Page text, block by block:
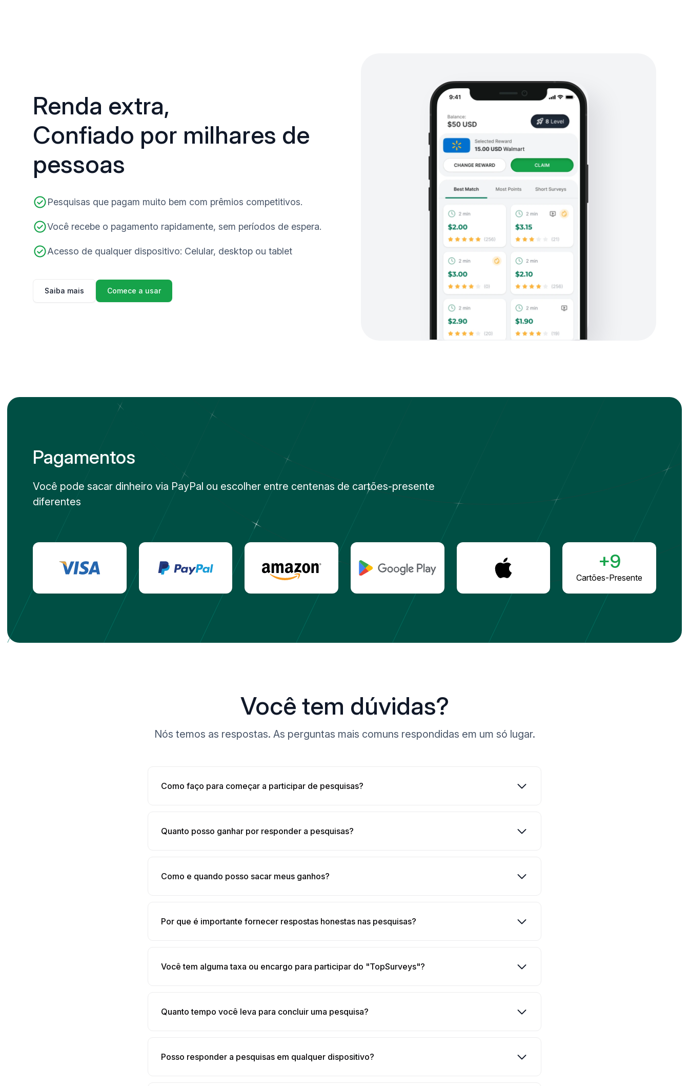
Renda extra,
Confiado por milhares de
pessoas
Pesquisas que pagam muito bem com prêmios competitivos.
Você recebe o pagamento rapidamente, sem períodos de espera.
Acesso de qualquer dispositivo: Celular, desktop ou tablet
Saiba mais Comece a usar
Pagamentos
Você pode sacar dinheiro via PayPal ou escolher entre centenas de cartões-presente
diferentes
+9
Cartões-Presente
Você tem dúvidas?
Nós temos as respostas. As perguntas mais comuns respondidas em um só lugar.
Como faço para começar a participar de pesquisas?
Quanto posso ganhar por responder a pesquisas?
Como e quando posso sacar meus ganhos?
Por que é importante fornecer respostas honestas nas pesquisas?
Você tem alguma taxa ou encargo para participar do "TopSurveys"?
Quanto tempo você leva para concluir uma pesquisa?
Posso responder a pesquisas em qualquer dispositivo?